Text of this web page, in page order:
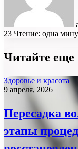
23 Чтение: одна
Читайте еще
Здоровье и красота
9 апреля, 2026
Пересадка
этапы